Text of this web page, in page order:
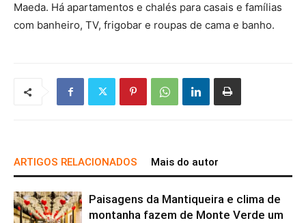
Maeda. Há apartamentos e chalés para casais e famílias
com banheiro, TV, frigobar e roupas de cama e banho.
ARTIGOS RELACIONADOS Mais do autor
Paisagens da Mantiqueira e clima de
montanha fazem de Monte Verde um